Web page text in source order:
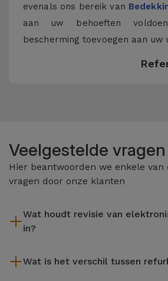
evenals ons bereik van
aan uw behoeften
bescherming toevoegen aan uw
Veelgestelde vragen
Hier beantwoorden we enkele van
vragen door onze klanten
Wat houdt revisie van
in?
reiniging, en niet te vergeten het
Wat is het verschil tussen